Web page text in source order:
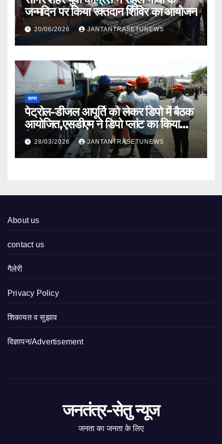
जन्मदिन पर किया रक्तदान शिविर का आयोजन
20/06/2026 JANTANTRASETUNEWS
सागर
पेट्रोल-डीजल आपूर्ति को लेकर डिपो में बैठक
आयोजित,एसडीएम ने डिपो प्लांट का किया
निरीक्षण
28/03/2026 JANTANTRASETUNEWS
About us
contact us
गैलेरी
Privacy Policy
शिकायत व सुझाव
विज्ञापन/Advertisement
जनतंत्र-सेतु न्यूज
जनता का जनता के लिए